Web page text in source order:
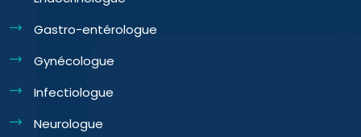
Gastro-entérologue
Gynécologue
Infectiologue
Neurologue